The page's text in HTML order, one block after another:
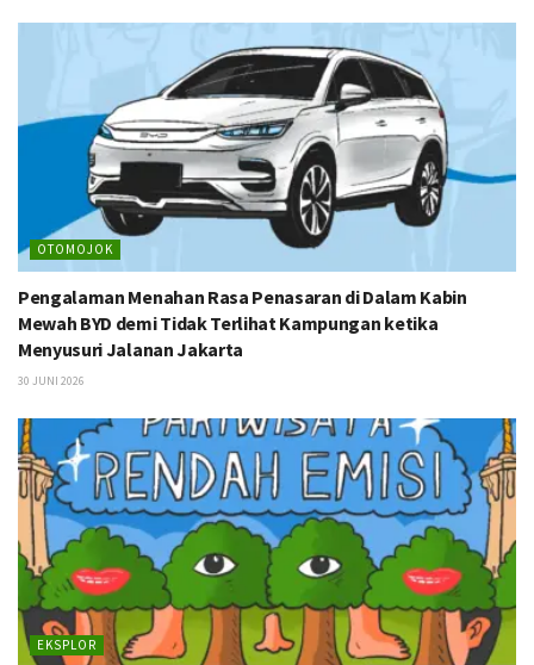
OTOMOJOK
Pengalaman Menahan Rasa Penasaran di Dalam Kabin
Mewah BYD demi Tidak Terlihat Kampungan ketika
Menyusuri Jalanan Jakarta
30 JUNI 2026
EKSPLOR